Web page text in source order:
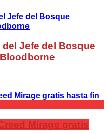
Jefe del Bosque
Mirage gratis